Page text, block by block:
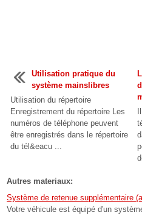
Utilisation pratique du
système mainslibres
Utilisation du répertoire
Enregistrement du répertoire Les
numéros de téléphone peuvent
être enregistrés dans le répertoire
du tél&eacu ...
Autres materiaux:
Système de retenue supplémentaire
Votre véhicule est équipé d'un